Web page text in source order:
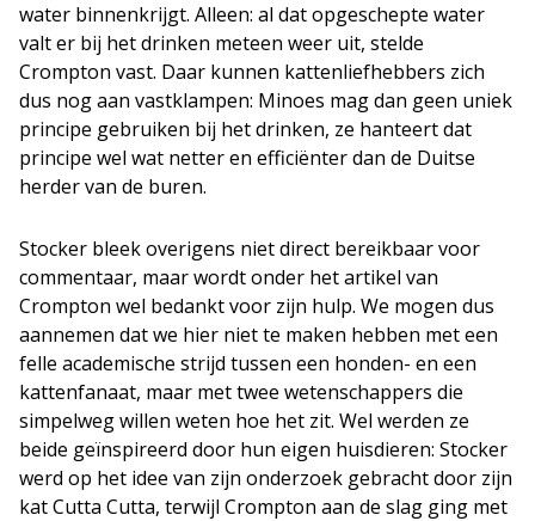
water binnenkrijgt. Alleen: al dat opgeschepte water
valt er bij het drinken meteen weer uit, stelde
Crompton vast. Daar kunnen kattenliefhebbers zich
dus nog aan vastklampen: Minoes mag dan geen uniek
principe gebruiken bij het drinken, ze hanteert dat
principe wel wat netter en efficiënter dan de Duitse
herder van de buren.
Stocker bleek overigens niet direct bereikbaar voor
commentaar, maar wordt onder het artikel van
Crompton wel bedankt voor zijn hulp. We mogen dus
aannemen dat we hier niet te maken hebben met een
felle academische strijd tussen een honden- en een
kattenfanaat, maar met twee wetenschappers die
simpelweg willen weten hoe het zit. Wel werden ze
beide geïnspireerd door hun eigen huisdieren: Stocker
werd op het idee van zijn onderzoek gebracht door zijn
kat Cutta Cutta, terwijl Crompton aan de slag ging met